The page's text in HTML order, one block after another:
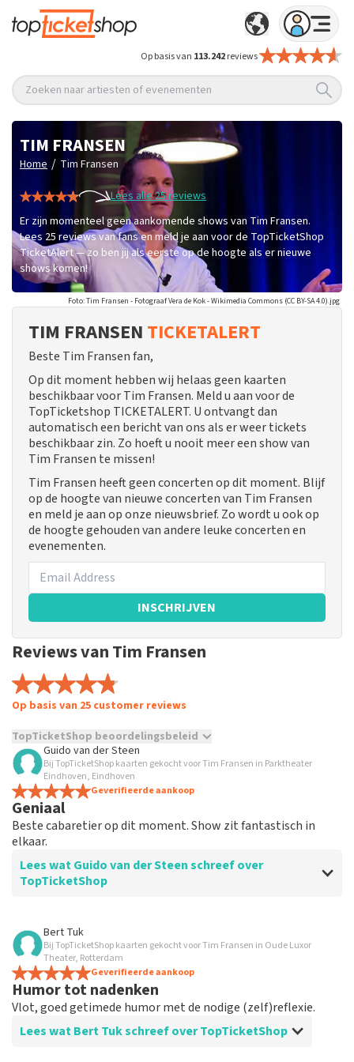
Op basis van 113.242reviews
Zoeken naar artiesten of evenementen
TIM FRANSEN
Home / Tim Fransen
Lees alle 25 reviews
Er zijn momenteel geen aankomende shows van Tim Fransen.
Lees 25 reviews van fans en meld je aan voor de TopTicketShop
TicketAlert — zo ben jij als eerste op de hoogte als er nieuwe
shows komen!
Foto: Tim Fransen - Fotograaf Vera de Kok - Wikimedia Commons (CC BY-SA 4.0).jpg
TIM FRANSEN TICKETALERT
Beste Tim Fransen fan,
Op dit moment hebben wij helaas geen kaarten
beschikbaar voor Tim Fransen. Meld u aan voor de
TopTicketshop TICKETALERT. U ontvangt dan
automatisch een bericht van ons als er weer tickets
beschikbaar zin. Zo hoeft u nooit meer een show van
Tim Fransen te missen!
Tim Fransen heeft geen concerten op dit moment. Blijf
op de hoogte van nieuwe concerten van Tim Fransen
en meld je aan op onze nieuwsbrief. Zo wordt u ook op
de hoogte gehouden van andere leuke concerten en
evenementen.
INSCHRIJVEN
Reviews van Tim Fransen
Op basis van 25 customer reviews
TopTicketShop beoordelingsbeleid
TopTicketShop verzamelt reviews van echte klanten. Het is
niet mogelijk om een review achter te laten als je geen
tickets hebt aangeschaft bij TopTicketShop. Reviews met
grof taalgebruik en/of onwaarheden worden niet geplaatst.
Het kan enkele weken duren voordat een review wordt
geplaatst.
Guido van der Steen
Bij TopTicketShop kaarten gekocht voor Tim Fransen in Parktheater
Eindhoven, Eindhoven
Geverifieerde aankoop
Geniaal
Beste cabaretier op dit moment. Show zit fantastisch in
elkaar.
Lees wat Guido van der Steen schreef over
TopTicketShop
Beoordeling van Guido van der Steen over
Makkelijk
Bert Tuk
Bij TopTicketShop kaarten gekocht voor Tim Fransen in Oude Luxor
Theater, Rotterdam
Geverifieerde aankoop
Humor tot nadenken
Vlot, goed getimede humor met de nodige (zelf)reflexie.
Lees wat Bert Tuk schreef over TopTicketShop